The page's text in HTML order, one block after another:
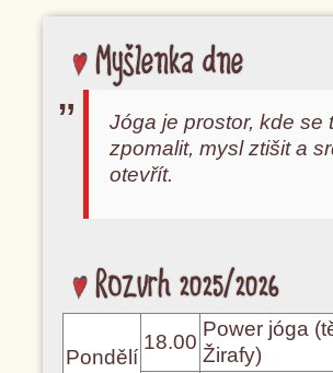
Myšlenka dne
Jóga je prostor, kde se
zpomalit, mysl ztišit a
otevřít.
Rozvrh 2025/2026
Pondělí
18.00
Power jóga
Žirafy)